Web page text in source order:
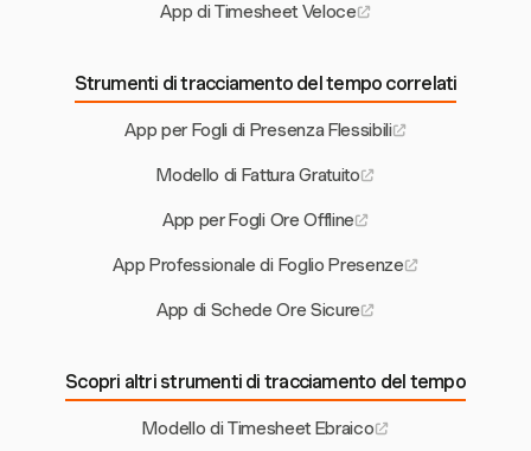
App di Timesheet Veloce
Strumenti di tracciamento del tempo correlati
App per Fogli di Presenza Flessibili
Modello di Fattura Gratuito
App per Fogli Ore Offline
App Professionale di Foglio Presenze
App di Schede Ore Sicure
Scopri altri strumenti di tracciamento del tempo
Modello di Timesheet Ebraico